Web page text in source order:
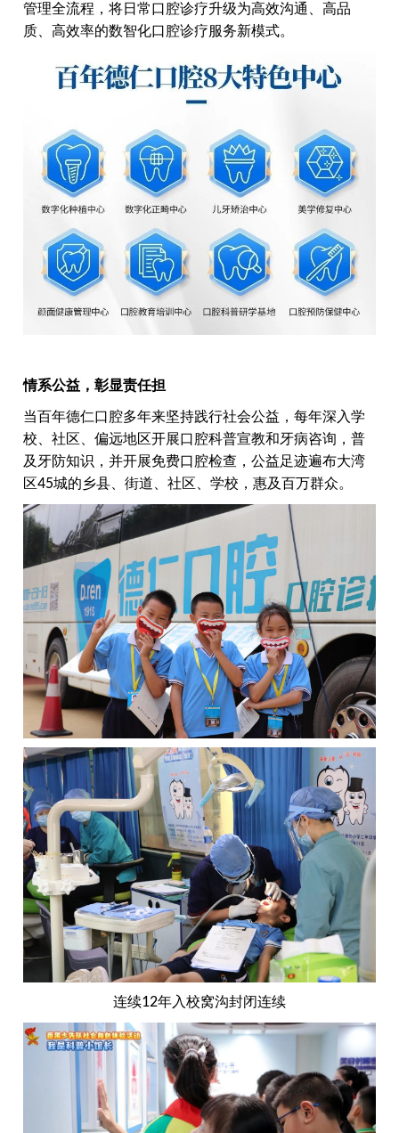
管理全流程，将日常口腔诊疗升级为高效沟通、高品
质、高效率的数智化口腔诊疗服务新模式。
情系公益，彰显责任担
当百年德仁口腔多年来坚持践行社会公益，每年深入学
校、社区、偏远地区开展口腔科普宣教和牙病咨询，普
及牙防知识，并开展免费口腔检查，公益足迹遍布大湾
区45城的乡县、街道、社区、学校，惠及百万群众。
连续12年入校窝沟封闭连续